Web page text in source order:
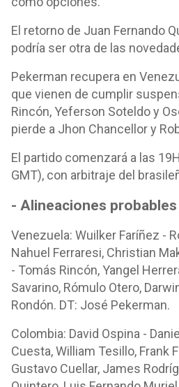
El retorno de Juan Fernando
podría ser otra de las
Pekerman recupera en
que vienen de cumplir
Rincón, Yeferson Soteldo y
pierde a Jhon Chancellor y
El partido comenzará a las
GMT), con arbitraje del
- Alineaciones
Venezuela: Wuilker Faríñez -
Nahuel Ferraresi, Christian
- Tomás Rincón, Yangel
Savarino, Rómulo Otero,
Rondón. DT: José Pekerman.
Colombia: David Ospina -
Cuesta, William Tesillo, Frank
Gustavo Cuellar, James